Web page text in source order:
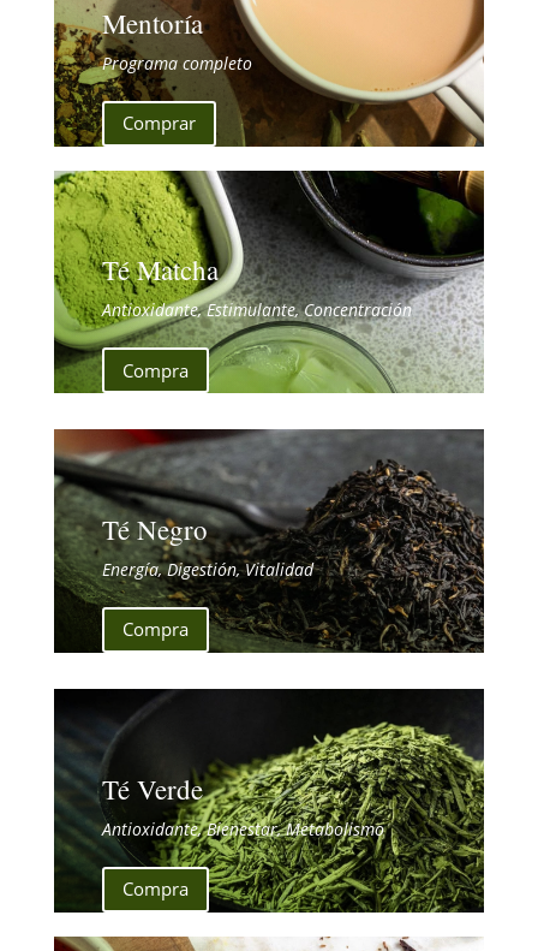
Mentoría
Programa completo
Comprar
Té Matcha
Antioxidante, Estimulante, Concentración
Compra
Té Negro
Energía, Digestión, Vitalidad
Compra
Té Verde
Antioxidante, Bienestar, Metabolismo
Compra